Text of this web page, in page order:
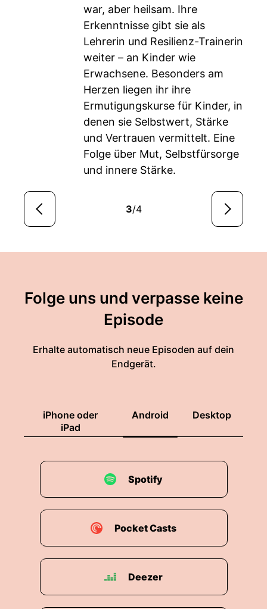
war, aber heilsam. Ihre
Erkenntnisse gibt sie als
Lehrerin und Resilienz-Trainerin
weiter – an Kinder wie
Erwachsene. Besonders am
Herzen liegen ihr ihre
Ermutigungskurse für Kinder, in
denen sie Selbstwert, Stärke
und Vertrauen vermittelt. Eine
Folge über Mut, Selbstfürsorge
und innere Stärke.
3/4
Folge uns und verpasse keine
Episode
Erhalte automatisch neue Episoden auf dein
Endgerät.
iPhone oder
iPad
Android Desktop
Spotify
Pocket Casts
Deezer